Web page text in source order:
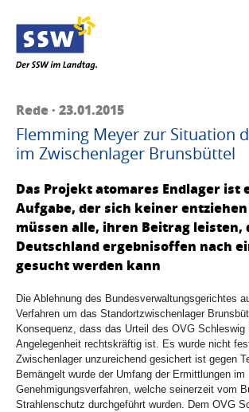
Rede · 23.01.2015
Flemming Meyer zur Situation
im Zwischenlager Brunsbüttel
Das Projekt atomares Endlager ist
Aufgabe, der sich keiner
müssen alle, ihren Beitrag leisten,
Deutschland ergebnisoffen nach
gesucht werden kann
Die Ablehnung des Bundesverwaltungsgerichtes
Verfahren um das Standortzwischenlager
Konsequenz, dass das Urteil des OVG Schleswig
Angelegenheit rechtskräftig ist. Es wurde nicht
Zwischenlager unzureichend gesichert ist gegen
Bemängelt wurde der Umfang der Ermittlungen im
Genehmigungsverfahren, welche seinerzeit vom
Strahlenschutz durchgeführt wurden. Dem OVG